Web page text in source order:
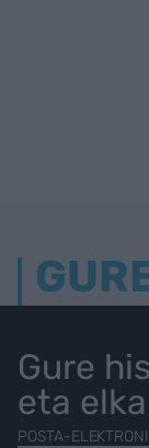
Gure
eta
POSTA-